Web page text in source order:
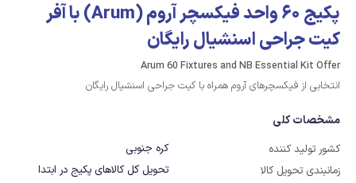
پکیج 60 واحد فیکسچر آروم (Arum) با آفر
کیت جراحی اسنشیال رایگان
Arum 60 Fixtures and NB Essential Kit Offer
انتخابی از فیکسچرهای آروم همراه با کیت جراحی اسنشیال رایگان
مشخصات کلی
کشور تولید کننده
کره جنوبی
زمانبندی تحویل کالا
تحویل کل کالاهای پکیج در ابتدا